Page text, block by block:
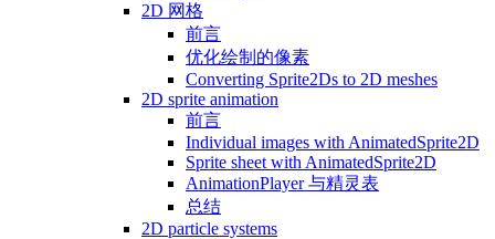
2D 网格
前言
优化绘制的像素
Converting Sprite2Ds to 2D meshes
2D sprite animation
前言
Individual images with AnimatedSprite2D
Sprite sheet with AnimatedSprite2D
AnimationPlayer 与精灵表
总结
2D particle systems